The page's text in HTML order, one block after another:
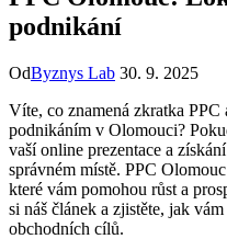
podnikání
OdByznys Lab 30. 9. 2025
Víte, co znamená zkratka
podnikáním v Olomouci?
vaší online prezentace a
správném místě. PPC
které vám pomohou růst a
si náš článek a zjistěte, jak
obchodních cílů.